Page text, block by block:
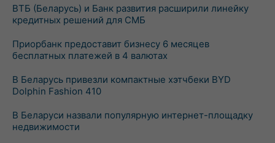
ВТБ (Беларусь) и Банк развития расширили линейку
кредитных решений для СМБ
Приорбанк предоставит бизнесу 6 месяцев
бесплатных платежей в 4 валютах
В Беларусь привезли компактные хэтчбеки BYD
Dolphin Fashion 410
В Беларуси назвали популярную интернет-площадку
недвижимости